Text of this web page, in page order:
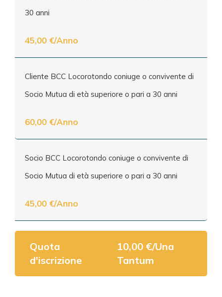
30 anni
45,00 €/Anno
Cliente BCC Locorotondo coniuge o convivente di
Socio Mutua di età superiore o pari a 30 anni
60,00 €/Anno
Socio BCC Locorotondo coniuge o convivente di
Socio Mutua di età superiore o pari a 30 anni
45,00 €/Anno
Quota
d'iscrizione
10,00 €/Una
Tantum